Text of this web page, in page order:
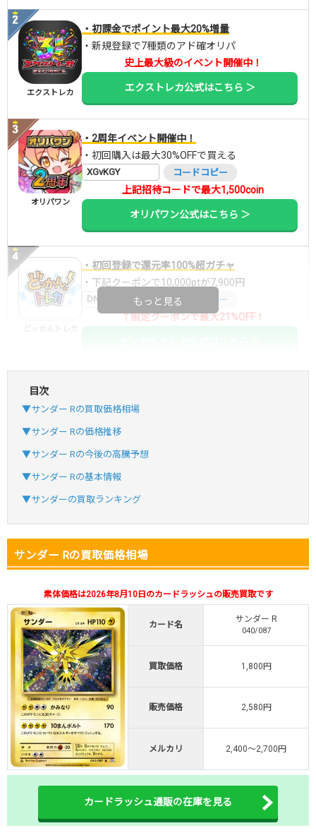
エクストレカ
・初課金でポイント最大20%増量
・新規登録で7種類のアド確オリパ
史上最大級のイベント開催中！
エクストレカ公式はこちら ＞
オリパワン
・2周年イベント開催中！
・初回購入は最大30%OFFで買える
XGvKGY コードコピー
上記招待コードで最大1,500coin
オリパワン公式はこちら ＞
・初回登録で還元率100%超ガチャ
・下記クーポンで10,000ptが7,900円
DNGBIF4X コードコピー
↑限定クーポンで最大21%OFF！
おりパンダ
・新規登録で6種類アド確解禁
SVGC7P
・新規登録で6種類アド確解禁
小口で当たりやすい穴場オリパ
オリくじ
・新規登録で無料100連できる！
・初回購入は500coinが50円
TVCM記念！激熱イベント開催中
オリくじ公式はこちら ＞
・リリース1周年イベント開催中！
・新規登録で最大90%OFF
初回登録で4種類アド確解放
TORAオリパ公式はこちら ＞
もっと見る
目次
▼サンダー Rの買取価格相場
▼サンダー Rの価格推移
▼サンダー Rの今後の高騰予想
▼サンダー Rの基本情報
▼サンダーの買取ランキング
サンダー Rの買取価格相場
素体価格は2026年8月10日のカードラッシュの販売買取です
カード名
サンダー R
040/087
買取価格 1,800円
販売価格 2,580円
メルカリ 2,400～2,700円
カードラッシュ通販の在庫を見る